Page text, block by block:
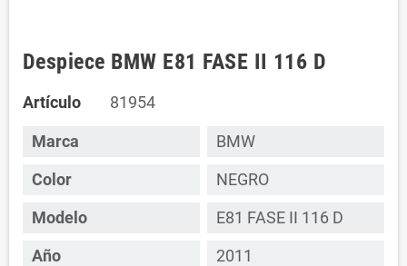
Despiece BMW E81 FASE II 116 D
Artículo 81954
Marca
BMW
Color
NEGRO
Modelo
E81 FASE II 116 D
Año
2011